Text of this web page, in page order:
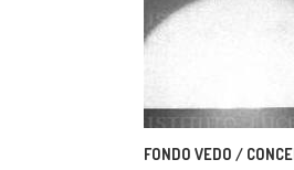
FONDO VEDO /